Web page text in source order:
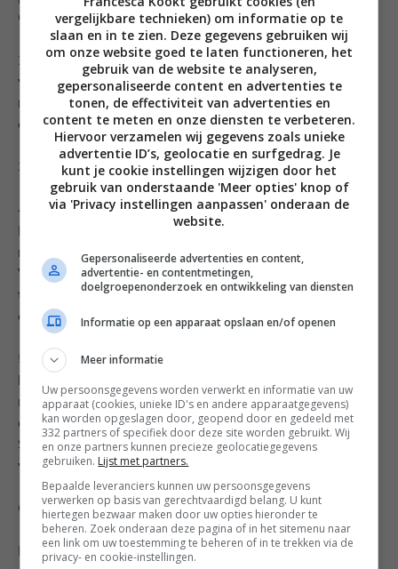
Giet overtollig water af.
2. Zet in de tussentijd een steelpan met water op het
vuur voor de eieren. Die ga je hierin zacht koken: 5 – 6
minuten, afhankelijk van de grootte van het ei. Laat
daarna schrikken in koud water.
3. Snipper de sjalot en snijd de avocado in plakken.
4. Vervolgens gaat er een koekenpan op medium vuur.
Fruit de sjalot in een scheutje olijfolie. Leg het trosje
met de cherrytomaten ergens aan de zijkant in de pan.
Voeg de spinazie toe, in dezelfde pan, en roerbak
totdat deze geslonken is. Breng op smaak met peper
en zout.
5. Meng een scheutje olijfolie extra vergine door de
boekweit en verdeel deze over 2 kommetjes. Garneer
met spinazie, cherrytomaten en plakjes avocado. Pel
de eieren, halveer ze en leg ook in de kommetjes.
Strooi eventueel nog wat sumak over het gerecht en
val direct aan.
Geniet van dit hartige ontbijt!
Recept & fotografie: Dominique
vergelijkbare technieken) om informatie op te
slaan en in te zien. Deze gegevens gebruiken wij
om onze website goed te laten functioneren, het
gebruik van de website te analyseren,
gepersonaliseerde content en advertenties te
tonen, de effectiviteit van advertenties en
content te meten en onze diensten te verbeteren.
Hiervoor verzamelen wij gegevens zoals unieke
advertentie ID’s, geolocatie en surfgedrag. Je
kunt je cookie instellingen wijzigen door het
gebruik van onderstaande 'Meer opties' knop of
via 'Privacy instellingen aanpassen' onderaan de
website.
Gepersonaliseerde advertenties en content,
advertentie- en contentmetingen,
doelgroepenonderzoek en ontwikkeling van diensten
Informatie op een apparaat opslaan en/of openen
Meer informatie
Uw persoonsgegevens worden verwerkt en informatie van uw
apparaat (cookies, unieke ID's en andere apparaatgegevens)
kan worden opgeslagen door, geopend door en gedeeld met
332 partners of specifiek door deze site worden gebruikt. Wij
en onze partners kunnen precieze geolocatiegegevens
gebruiken. Lijst met partners.
Bepaalde leveranciers kunnen uw persoonsgegevens
verwerken op basis van gerechtvaardigd belang. U kunt
hiertegen bezwaar maken door uw opties hieronder te
beheren. Zoek onderaan deze pagina of in het sitemenu naar
een link om uw toestemming te beheren of in te trekken via de
privacy- en cookie-instellingen.